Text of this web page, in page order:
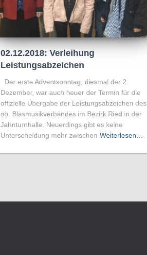
02.12.2018: Verleihung
Leistungsabzeichen
Der erste Adventsonntag, diesmal der 2.
Dezember, war auch heuer der Termin für die
offizielle Übergabe der Leistungsabzeichen des
oö. Blasmusikverbandes im Bezirk Ried in der
Jahnturnhalle. Neuerdings gibt es keine
Unterscheidung mehr zwischen Weiterlesen…